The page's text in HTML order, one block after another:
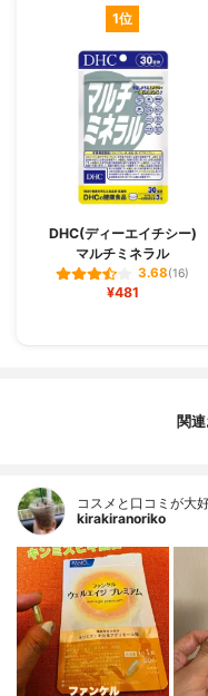
1位
DHC(ディーエイチシー)
マルチミネラル
3.68(16)
¥481
関
コスメと口コミが大
kirakiranoriko